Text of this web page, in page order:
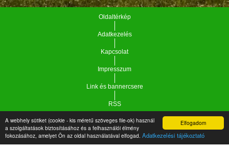
Elfogadom
A webhely sütiket (cookie - kis méretű szöveges file-ok) használ
a szolgáltatások biztosításához és a felhasználói élmény
fokozásához, amelyet Ön az oldal használatával elfogad. Adatkezelési tájékoztató
Oldaltérkép
Adatkezelés
Kapcsolat
Impresszum
Link és bannercsere
RSS
Copyright © 2021.Vár-Köz Kft. - Ingatlan nyilvántartó, ügyviteli és
adminisztrációs szoftver